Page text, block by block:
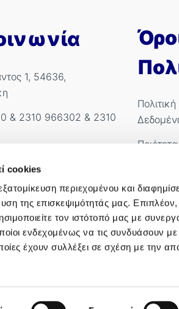
cookies
περιεχομένου και
της επισκεψιμότητάς μας.
τον ιστότοπό μας με
ενδεχομένως να τις συνδυάσουν
έχουν συλλέξει σε σχέση με την
1, 54636,
& 2310 966302 & 2310
Όροι
Όροι